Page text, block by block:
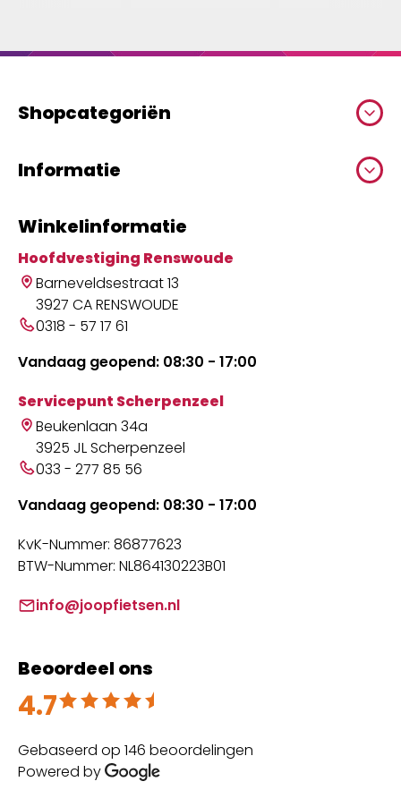
Shopcategoriën
Informatie
Winkelinformatie
Hoofdvestiging Renswoude
Barneveldsestraat 13
3927 CA RENSWOUDE
0318 - 57 17 61
Vandaag geopend: 08:30 - 17:00
Servicepunt Scherpenzeel
Beukenlaan 34a
3925 JL Scherpenzeel
033 - 277 85 56
Vandaag geopend: 08:30 - 17:00
KvK-Nummer: 86877623
BTW-Nummer: NL864130223B01
info@joopfietsen.nl
Beoordeel ons
4.7
Beoordeeld met 4.7 uit 5
Gebaseerd op 146 beoordelingen
Powered by